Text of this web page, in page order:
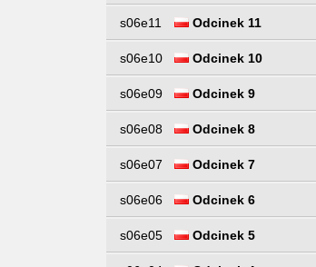
s06e11 Odcinek 11
s06e10 Odcinek 10
s06e09 Odcinek 9
s06e08 Odcinek 8
s06e07 Odcinek 7
s06e06 Odcinek 6
s06e05 Odcinek 5